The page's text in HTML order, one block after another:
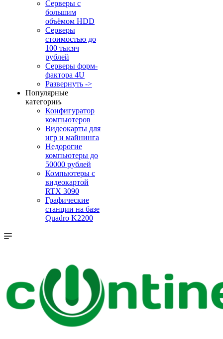
Серверы с
большим
объёмом HDD
Серверы
стоимостью до
100 тысяч
рублей
Серверы форм-
фактора 4U
Развернуть ->
Популярные
категории
Конфигуратор
компьютеров
Видеокарты для
игр и майнинга
Недорогие
компьютеры до
50000 рублей
Компьютеры с
видеокартой
RTX 3090
Графические
станции на базе
Quadro K2200